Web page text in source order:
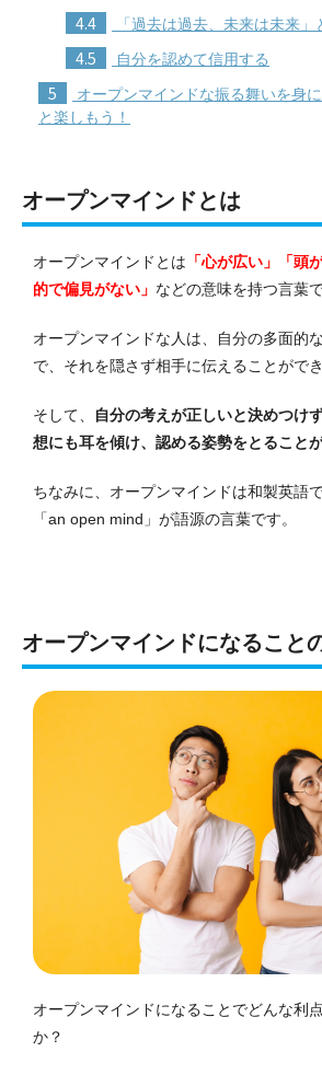
4.4 「過去は過去、未来は未来」
4.5 自分を認めて信用する
5
オープンマインドな振る舞いを身
と楽しもう！
オープンマインドとは
オープンマインドとは 「心が広い」「頭
的で偏見がない」 などの意味を持つ言葉で
オープンマインドな人は、自分の多面的
で、それを隠さず相手に伝えることができ
そして、
自分の考えが正しいと決めつけ
想にも耳を傾け、認める姿勢をとること
ちなみに、オープンマインドは和製英語
「an open mind」が語源の言葉です。
オープンマインドになること
オープンマインドになることでどんな利
か？